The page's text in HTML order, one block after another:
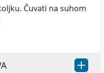
Čuvati na suhom